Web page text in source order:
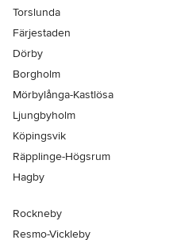
Torslunda
Färjestaden
Dörby
Borgholm
Mörbylånga-Kastlösa
Ljungbyholm
Köpingsvik
Räpplinge-Högsrum
Hagby
Rockneby
Resmo-Vickleby